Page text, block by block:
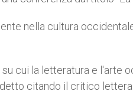
nella cultura
cui la letteratura e l'arte
detto citando il critico